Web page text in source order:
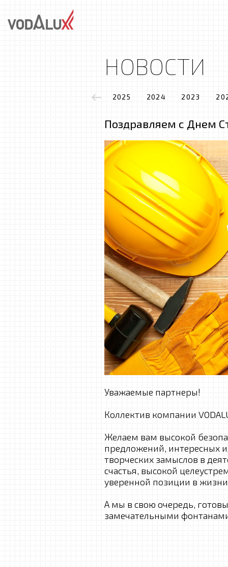
НОВОСТИ
2025 2024 2023
Поздравляем с Днем
Уважаемые партнеры!
Коллектив компании
Желаем вам высокой
предложений, интересных
творческих замыслов в
счастья, высокой
уверенной позиции в
А мы в свою очередь,
замечательными